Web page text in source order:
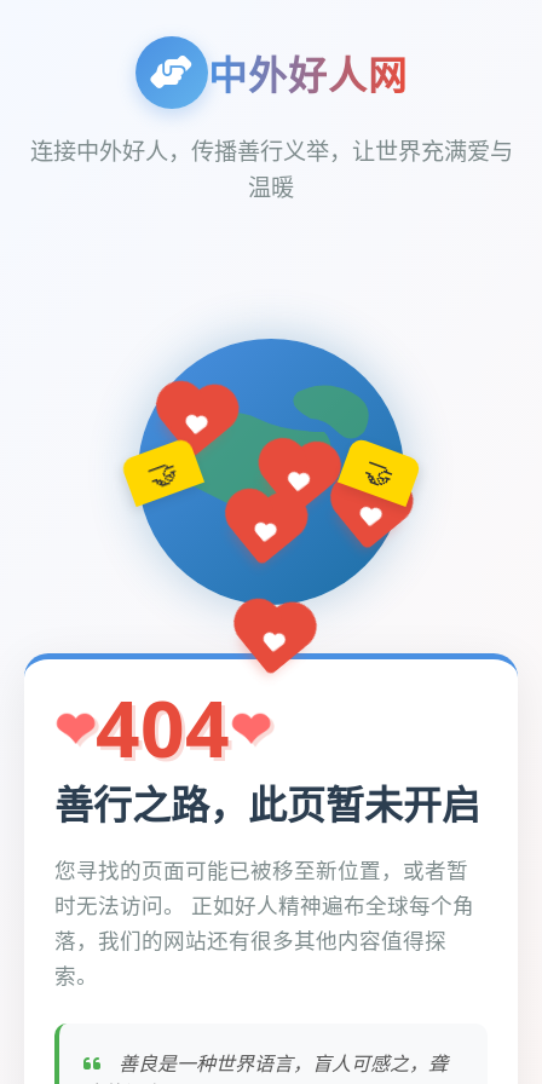
中外好人网
连接中外好人，传播善行义举，让世界充满爱与
温暖
🤝 🤝
404
善行之路，此页暂未开启
您寻找的页面可能已被移至新位置，或者暂
时无法访问。 正如好人精神遍布全球每个角
落，我们的网站还有很多其他内容值得探
索。
善良是一种世界语言，盲人可感之，聋